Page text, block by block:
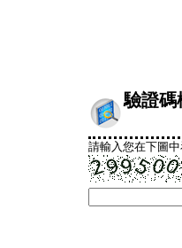
驗證碼
請輸入您在下圖